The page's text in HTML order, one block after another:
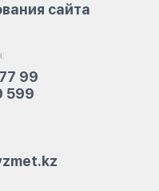
99
599
сайта